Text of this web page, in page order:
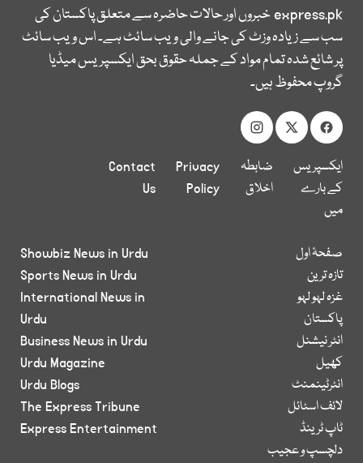
express.pkخبروں اور حالات حاضرہ سے متعلق پاکستان کی
سب سے زیادہ وزٹ کی جانے والی ویب سائٹ ہے۔ اس ویب سائٹ
پر شائع شدہ تمام مواد کے جملہ حقوق بحق ایکسپریس میڈیا
گروپ محفوظ ہیں۔
ایکسپریس
کے بارے
میں
ضابطہ
اخلاق
Privacy
Policy
Contact
Us
صفحۂ اول
تازہ ترین
غزہ لہو لہو
پاکستان
انٹر نیشنل
کھیل
انٹرٹینمنٹ
لائف اسٹائل
ٹاپ ٹرینڈ
دلچسپ و عجیب
Showbiz News in Urdu
Sports News in Urdu
International News in
Urdu
Business News in Urdu
Urdu Magazine
Urdu Blogs
The Express Tribune
Express Entertainment